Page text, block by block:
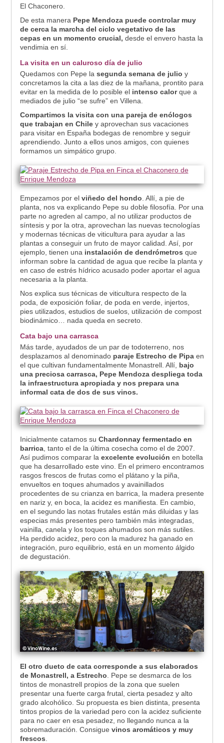
El Chaconero.
De esta manera Pepe Mendoza puede controlar muy
de cerca la marcha del ciclo vegetativo de las
cepas en un momento crucial, desde el envero hasta la
vendimia en sí.
La visita en un caluroso día de julio
Quedamos con Pepe la segunda semana de julio y
concretamos la cita a las diez de la mañana, prontito para
evitar en la medida de lo posible elintenso calorque a
mediados de julio “se sufre” en Villena.
Compartimos la visita con una pareja de enólogos
que trabajan en Chiley aprovechan sus vacaciones
para visitar en España bodegas de renombre y seguir
aprendiendo. Junto a ellos unos amigos, con quienes
formamos un simpático grupo.
Empezamos por elviñedo del hondo . Allí, a pie de
planta, nos va explicando Pepe su doble filosofía. Por una
parte no agreden al campo, al no utilizar productos de
síntesis y por la otra, aprovechan las nuevas tecnologías
y modernas técnicas de viticultura para ayudar a las
plantas a conseguir un fruto de mayor calidad. Así, por
ejemplo, tienen una instalación de dendrómetros que
informan sobre la cantidad de agua que recibe la planta y
en caso de estrés hídrico acusado poder aportar el agua
necesaria a la planta.
Nos explica sus técnicas de viticultura respecto de la
poda, de exposición foliar, de poda en verde, injertos,
pies utilizados, estudios de suelos, utilización de compost
biodinámico… nada queda en secreto.
Cata bajo una carrasca
Más tarde, ayudados de un par de todoterreno, nos
desplazamos al denominado paraje Estrecho de Pipaen
el que cultivan fundamentalmente Monastrell. Allí, bajo
una preciosa carrasca, Pepe Mendoza despliega toda
la infraestructura apropiada y nos prepara una
informal cata de dos de sus vinos.
Inicialmente catamos su Chardonnay fermentado en
barrica, tanto el de la última cosecha como el de 2007.
Así pudimos comparar la excelente evolución en botella
que ha desarrollado este vino. En el primero encontramos
rasgos frescos de frutas como el plátano y la piña,
envueltos en toques ahumados y avainillados
procedentes de su crianza en barrica, la madera presente
en nariz y, en boca, la acidez es manifiesta. En cambio,
en el segundo las notas frutales están más diluidas y las
especias más presentes pero también más integradas,
vainilla, canela y los toques ahumados son más sutiles.
Ha perdido acidez, pero con la madurez ha ganado en
integración, puro equilibrio, está en un momento álgido
de degustación.
El otro dueto de cata corresponde a sus elaborados
de Monastrell, a Estrecho . Pepe se desmarca de los
tintos de monastrell propios de la zona que suelen
presentar una fuerte carga frutal, cierta pesadez y alto
grado alcohólico. Su propuesta es bien distinta, presenta
tintos propios de la variedad pero con la acidez suficiente
para no caer en esa pesadez, no llegando nunca a la
sobremaduración. Consigue vinos aromáticos y muy
frescos